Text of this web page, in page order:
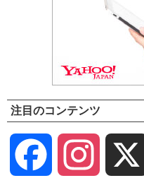
注目のコンテンツ
Facebook Instagram